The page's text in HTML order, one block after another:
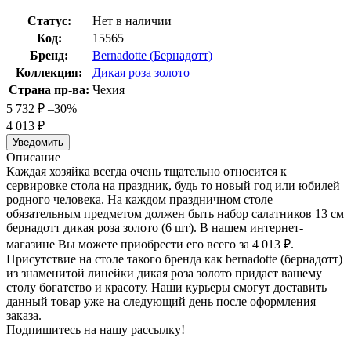
Статус:
Нет в наличии
Код:
15565
Бренд:
Bernadotte (Бернадотт)
Коллекция:
Дикая роза золото
Страна пр-ва: Чехия
5 732 ₽ –30%
4 013 ₽
Уведомить
Описание
Каждая хозяйка всегда очень тщательно относится к
сервировке стола на праздник, будь то новый год или юбилей
родного человека. На каждом праздничном столе
обязательным предметом должен быть набор салатников 13 см
бернадотт дикая роза золото (6 шт). В нашем интернет-
магазине Вы можете приобрести его всего за 4 013 ₽.
Присутствие на столе такого бренда как bernadotte (бернадотт)
из знаменитой линейки дикая роза золото придаст вашему
столу богатство и красоту. Наши курьеры смогут доставить
данный товар уже на следующий день после оформления
заказа.
Подпишитесь на нашу рассылку!